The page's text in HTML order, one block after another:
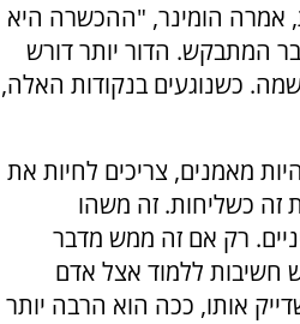
אמרה הומינר, "ההכשרה היא
המתבקש. הדור יותר דורש
כשנוגעים בנקודות האלה,
מאמנים, צריכים לחיות את
זה כשליחות. זה משהו
רק אם זה ממש מדבר
חשיבות ללמוד אצל אדם
אותו, ככה הוא הרבה יותר